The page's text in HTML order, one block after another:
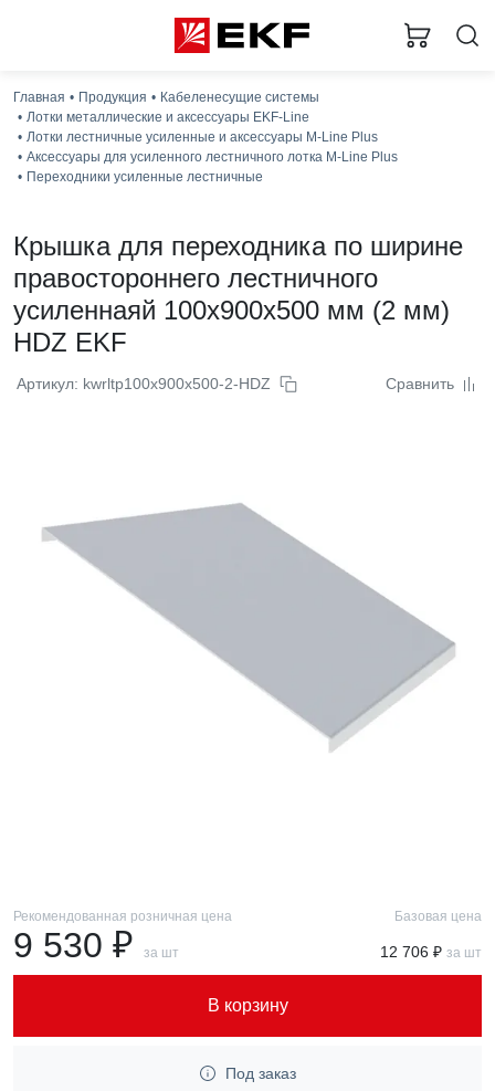
Главная Продукция
Кабеленесущие системы
Лотки металлические и аксессуары EKF-Line
Лотки лестничные усиленные и аксессуары M-Line Plus
Аксессуары для усиленного лестничного лотка M-Line Plus
Переходники усиленные лестничные
Крышка для переходника по ширине
правостороннего лестничного
усиленнаяй 100x900x500 мм (2 мм)
HDZ EKF
Артикул: kwrltp100x900x500-2-HDZ Сравнить
Рекомендованная розничная цена
9 530 ₽ за шт
Базовая цена
12 706 ₽ за шт
В корзину
Под заказ